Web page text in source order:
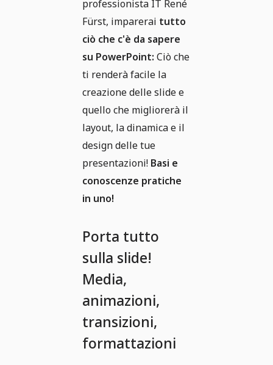
professionista IT René
Fürst, imparerai tutto
ciò che c'è da sapere
su PowerPoint: Ciò che
ti renderà facile la
creazione delle slide e
quello che migliorerà il
layout, la dinamica e il
design delle tue
presentazioni! Basi e
conoscenze pratiche
in uno!
Porta tutto
sulla slide!
Media,
animazioni,
transizioni,
formattazioni